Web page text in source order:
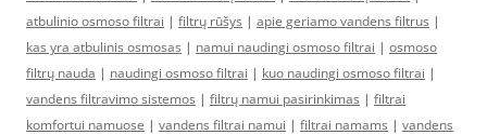
atbulinio osmoso filtrai | filtrų rūšys | apie geriamo vandens filtrus |
kas yra atbulinis osmosas | namui naudingi osmoso filtrai | osmoso
filtrų nauda | naudingi osmoso filtrai | kuo naudingi osmoso filtrai |
vandens filtravimo sistemos | filtrų namui pasirinkimas | filtrai
komfortui namuose | vandens filtrai namui | filtrai namams | vandens